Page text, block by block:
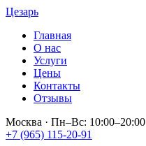
Цезарь
Главная
О нас
Услуги
Цены
Контакты
Отзывы
Москва · Пн–Вс: 10:00–20:00
+7 (965) 115-20-91